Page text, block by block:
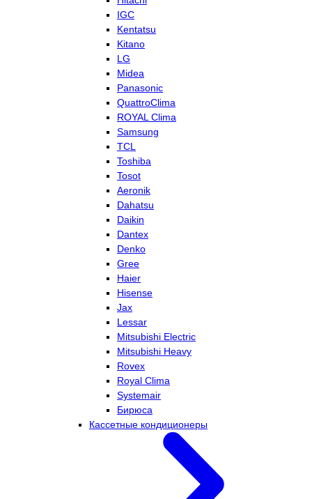
IGC
Kentatsu
Kitano
LG
Midea
Panasonic
QuattroClima
ROYAL Clima
Samsung
TCL
Toshiba
Tosot
Aeronik
Dahatsu
Daikin
Dantex
Denko
Gree
Haier
Hisense
Jax
Lessar
Mitsubishi Electric
Mitsubishi Heavy
Rovex
Royal Clima
Systemair
Бирюса
Кассетные кондиционеры